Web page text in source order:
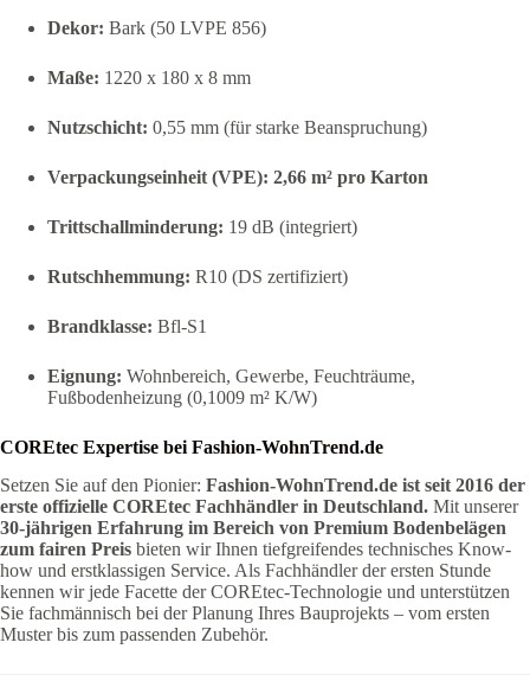
Dekor: Bark (50 LVPE 856)
Maße: 1220 x 180 x 8 mm
Nutzschicht: 0,55 mm (für starke Beanspruchung)
Verpackungseinheit (VPE): 2,66 m² pro Karton
Trittschallminderung: 19 dB (integriert)
Rutschhemmung: R10 (DS zertifiziert)
Brandklasse: Bfl-S1
Eignung: Wohnbereich, Gewerbe, Feuchträume,
Fußbodenheizung (0,1009 m² K/W)
COREtec Expertise bei Fashion-WohnTrend.de
Setzen Sie auf den Pionier: Fashion-WohnTrend.de ist seit 2016 der
erste offizielle COREtec Fachhändler in Deutschland. Mit unserer
30-jährigen Erfahrung im Bereich von Premium Bodenbelägen
zum fairen Preis bieten wir Ihnen tiefgreifendes technisches Know-
how und erstklassigen Service. Als Fachhändler der ersten Stunde
kennen wir jede Facette der COREtec-Technologie und unterstützen
Sie fachmännisch bei der Planung Ihres Bauprojekts – vom ersten
Muster bis zum passenden Zubehör.